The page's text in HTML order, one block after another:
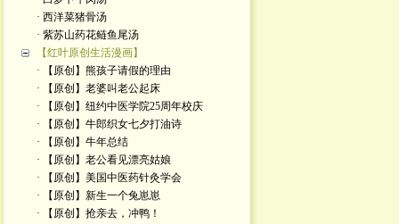
· 西洋菜猪骨汤
· 紫苏山药花鲢鱼尾汤
【红叶原创生活漫画】
· 【原创】熊孩子请假的理由
· 【原创】老婆叫老公起床
· 【原创】纽约中医学院25周年校庆
· 【原创】牛郎织女七夕打油诗
· 【原创】牛年总结
· 【原创】老公看见漂亮姑娘
· 【原创】美国中医药针灸学会
· 【原创】新生一个兔崽崽
· 【原创】抢亲去，冲鸭！